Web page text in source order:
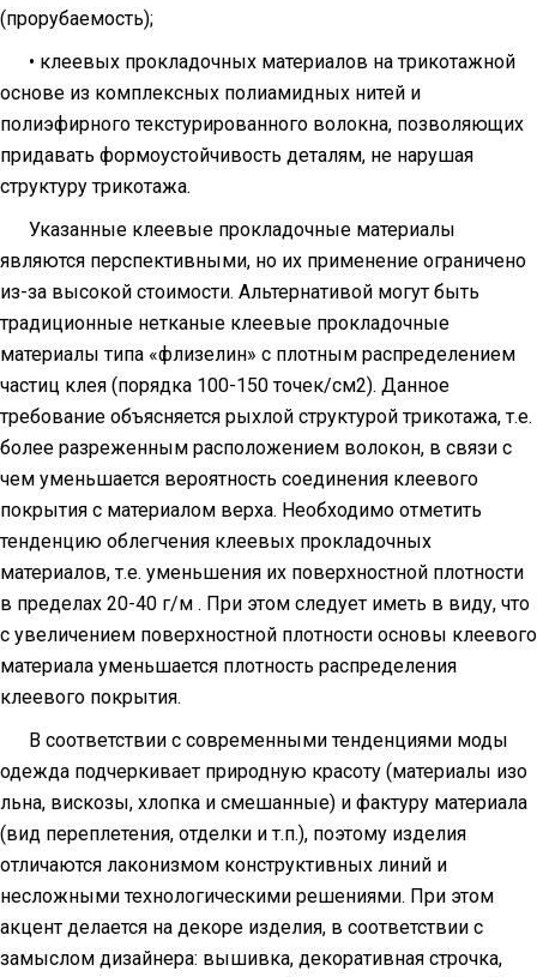
(прорубаемость);
• клеевых прокладочных материалов на трикотажной
основе из комплексных полиамидных нитей и
полиэфирного текстурированного волокна, позволяющих
придавать формоустойчивость деталям, не нарушая
структуру трикотажа.
Указанные клеевые прокладочные материалы
являются перспективными, но их применение ограничено
из-за высокой стоимости. Альтернативой могут быть
традиционные нетканые клеевые прокладочные
материалы типа «флизелин» с плотным распределением
частиц клея (порядка 100-150 точек/см2). Данное
требование объясняется рыхлой структурой трикотажа, т.е.
более разреженным расположением волокон, в связи с
чем уменьшается вероятность соединения клеевого
покрытия с материалом верха. Необходимо отметить
тенденцию облегчения клеевых прокладочных
материалов, т.е. уменьшения их поверхностной плотности
в пределах 20-40 г/м . При этом следует иметь в виду, что
с увеличением поверхностной плотности основы клеевого
материала уменьшается плотность распределения
клеевого покрытия.
В соответствии с современными тенденциями моды
одежда подчеркивает природную красоту (материалы изо
льна, вискозы, хлопка и смешанные) и фактуру материала
(вид переплетения, отделки и т.п.), поэтому изделия
отличаются лаконизмом конструктивных линий и
несложными технологическими решениями. При этом
акцент делается на декоре изделия, в соответствии с
замыслом дизайнера: вышивка, декоративная строчка,